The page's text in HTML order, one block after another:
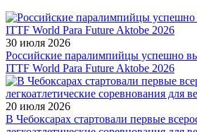
30 июля 2026
Российские паралимпийцы успешно
ITTF World Para Future Aktobe 2026
20 июля 2026
В Чебоксарах стартовали первые